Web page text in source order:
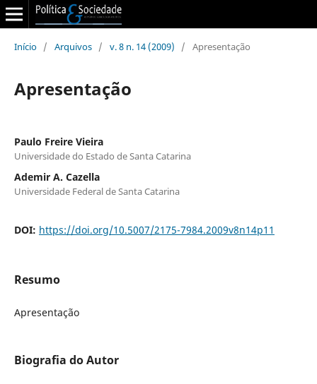
Início / Arquivos / v. 8 n. 14 (2009) / Apresentação
Apresentação
Paulo Freire Vieira
Universidade do Estado de Santa Catarina
Ademir A. Cazella
Universidade Federal de Santa Catarina
DOI: https://doi.org/10.5007/2175-7984.2009v8n14p11
Resumo
Apresentação
Biografia do Autor